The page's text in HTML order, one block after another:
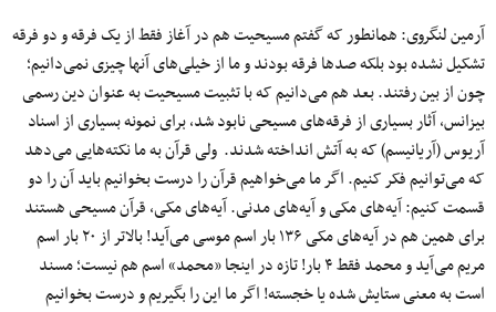
آرمین لنگروی: همانطور که گفتم مسیحیت هم در آغاز فقط از یک فرقه و دو فرقه
تشکیل نشده بود بلکه صدها فرقه بودند و ما از خیلی‌های آنها چیزی نمی‌دانیم؛
چون از بین رفتند. بعد هم می‌دانیم که با تثبیت مسیحیت به عنوان دین رسمی
بیزانس، آثار بسیاری از فرقه‌های مسیحی نابود شد، برای نمونه بسیاری از اسناد
آریوس (آریانیسم) که به آتش انداخته شدند. ولی قرآن به ما نکته‌هایی می‌دهد
که می‌توانیم فکر کنیم. اگر ما می‌خواهیم قرآن را درست بخوانیم باید آن را دو
قسمت کنیم: آیههای مکی و آیه‌های مدنی. آیه‌های مکی، قرآن مسیحی هستند
برای همین هم در آیه‌های مکی ۱۳۶ بار اسم موسی می‌آید! بالاتر از ۲۰ بار اسم
مریم می‌آید و محمد فقط ۴ بار! تازه در اینجا «محمد» اسم هم نیست؛ مسند
است به معنی ستایش شده یا خجسته! اگر ما این را بگیریم و درست بخوانیم